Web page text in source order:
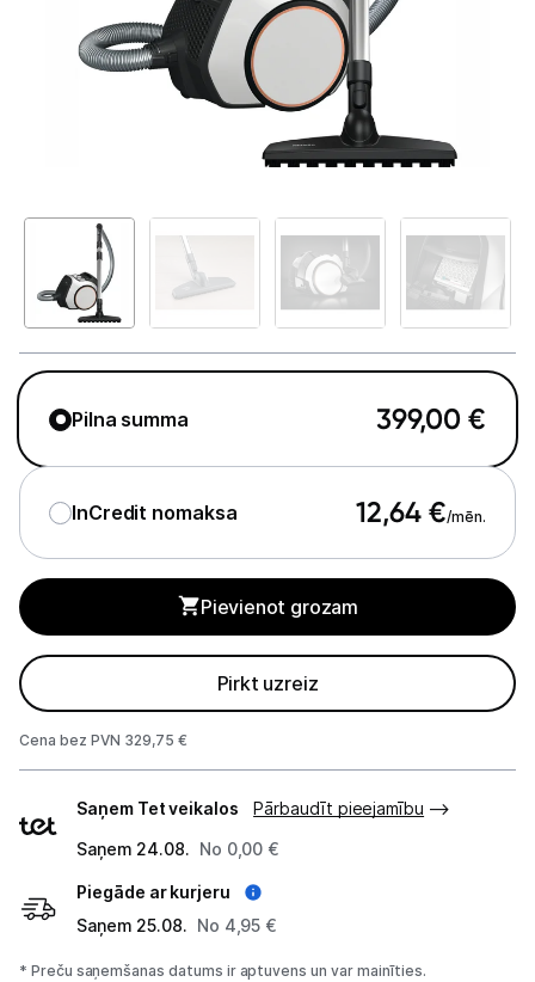
Telefoni, planšetdatori
Viedierīces
Iebūvējamā tehnika
Mazā tehnika
Tvaika gludināšanas sistēmas
Tvaika gludekļi
Kafijas pagatavošana
Mazā virtuves tehnika
Klimata iekārtas
Apģērbu kopšana
Pilna summa 399,00 €
InCredit nomaksa 12,64 €/mēn.
Pievienot grozam
Pirkt uzreiz
Cena bez PVN 329,75 €
veidi
Saņem Tet veikalos
Pārbaudīt pieejamību
Saņem 24.08. No 0,00 €
Piegāde ar kurjeru
Saņem 25.08. No 4,95 €
* Preču saņemšanas datums ir aptuvens un var mainīties.